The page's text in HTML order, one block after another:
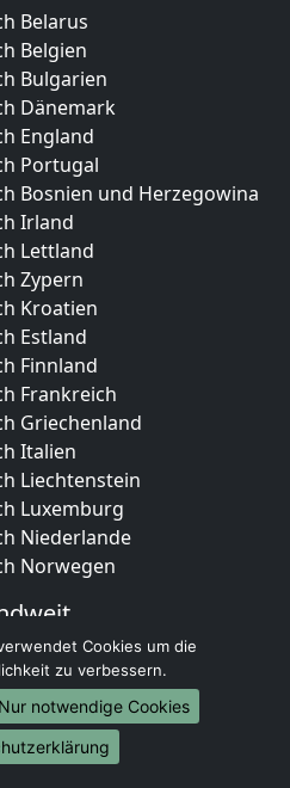
Belarus
Belgien
Bulgarien
Dänemark
England
Portugal
Bosnien und Herzegowina
Irland
Lettland
Zypern
Kroatien
Estland
Finnland
Frankreich
Griechenland
Italien
Liechtenstein
Luxemburg
Niederlande
Norwegen
Berlin
Hamburg
München
Köln
Frankfurt am Main
Cookies um die
zu verbessern.
Nur notwendige Cookies